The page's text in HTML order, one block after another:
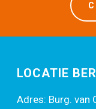
LOCATIE
Adres: Burg. van